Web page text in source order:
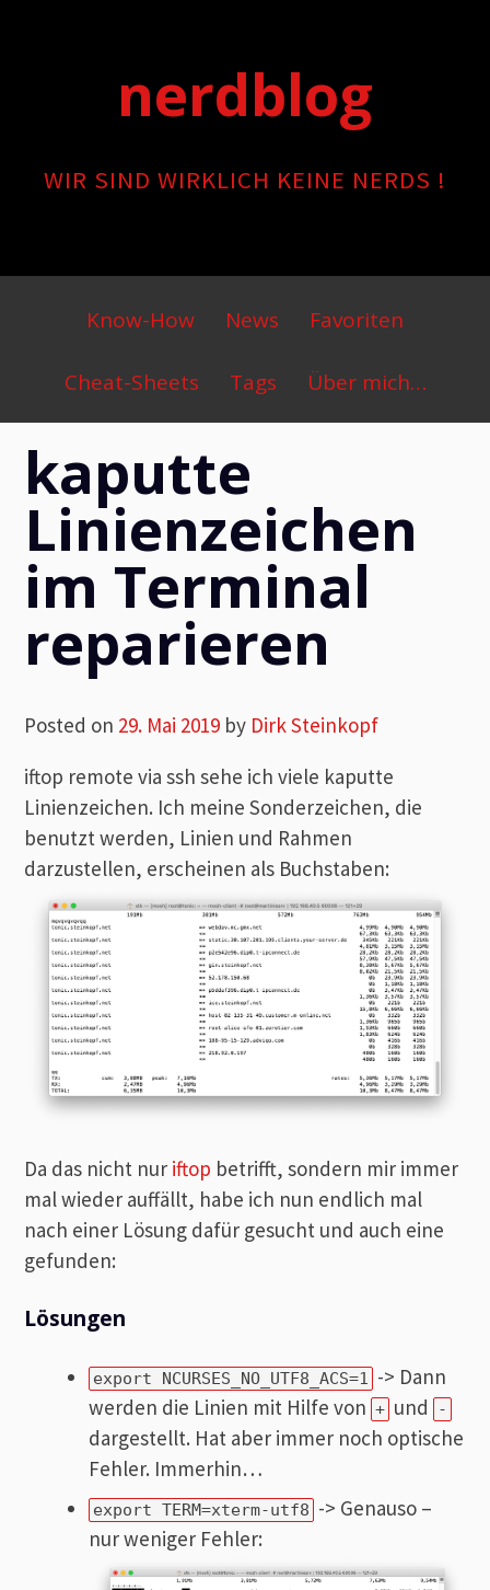
nerdblog
WIR SIND WIRKLICH KEINE NERDS !
Primary
Menu
Know-How News Favoriten
Cheat-Sheets Tags Über mich…
kaputte
Linienzeichen
im Terminal
reparieren
Posted on 29. Mai 2019 by Dirk Steinkopf
iftop remote via ssh sehe ich viele kaputte
Linienzeichen. Ich meine Sonderzeichen, die
benutzt werden, Linien und Rahmen
darzustellen, erscheinen als Buchstaben:
Da das nicht nur iftop betrifft, sondern mir immer
mal wieder auffällt, habe ich nun endlich mal
nach einer Lösung dafür gesucht und auch eine
gefunden:
Lösungen
export NCURSES_NO_UTF8_ACS=1 -> Dann
werden die Linien mit Hilfe von + und -
dargestellt. Hat aber immer noch optische
Fehler. Immerhin…
export TERM=xterm-utf8 -> Genauso –
nur weniger Fehler: